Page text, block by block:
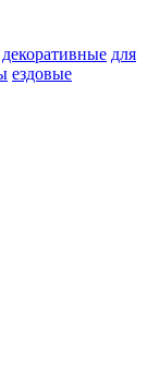
декоративные для
ездовые